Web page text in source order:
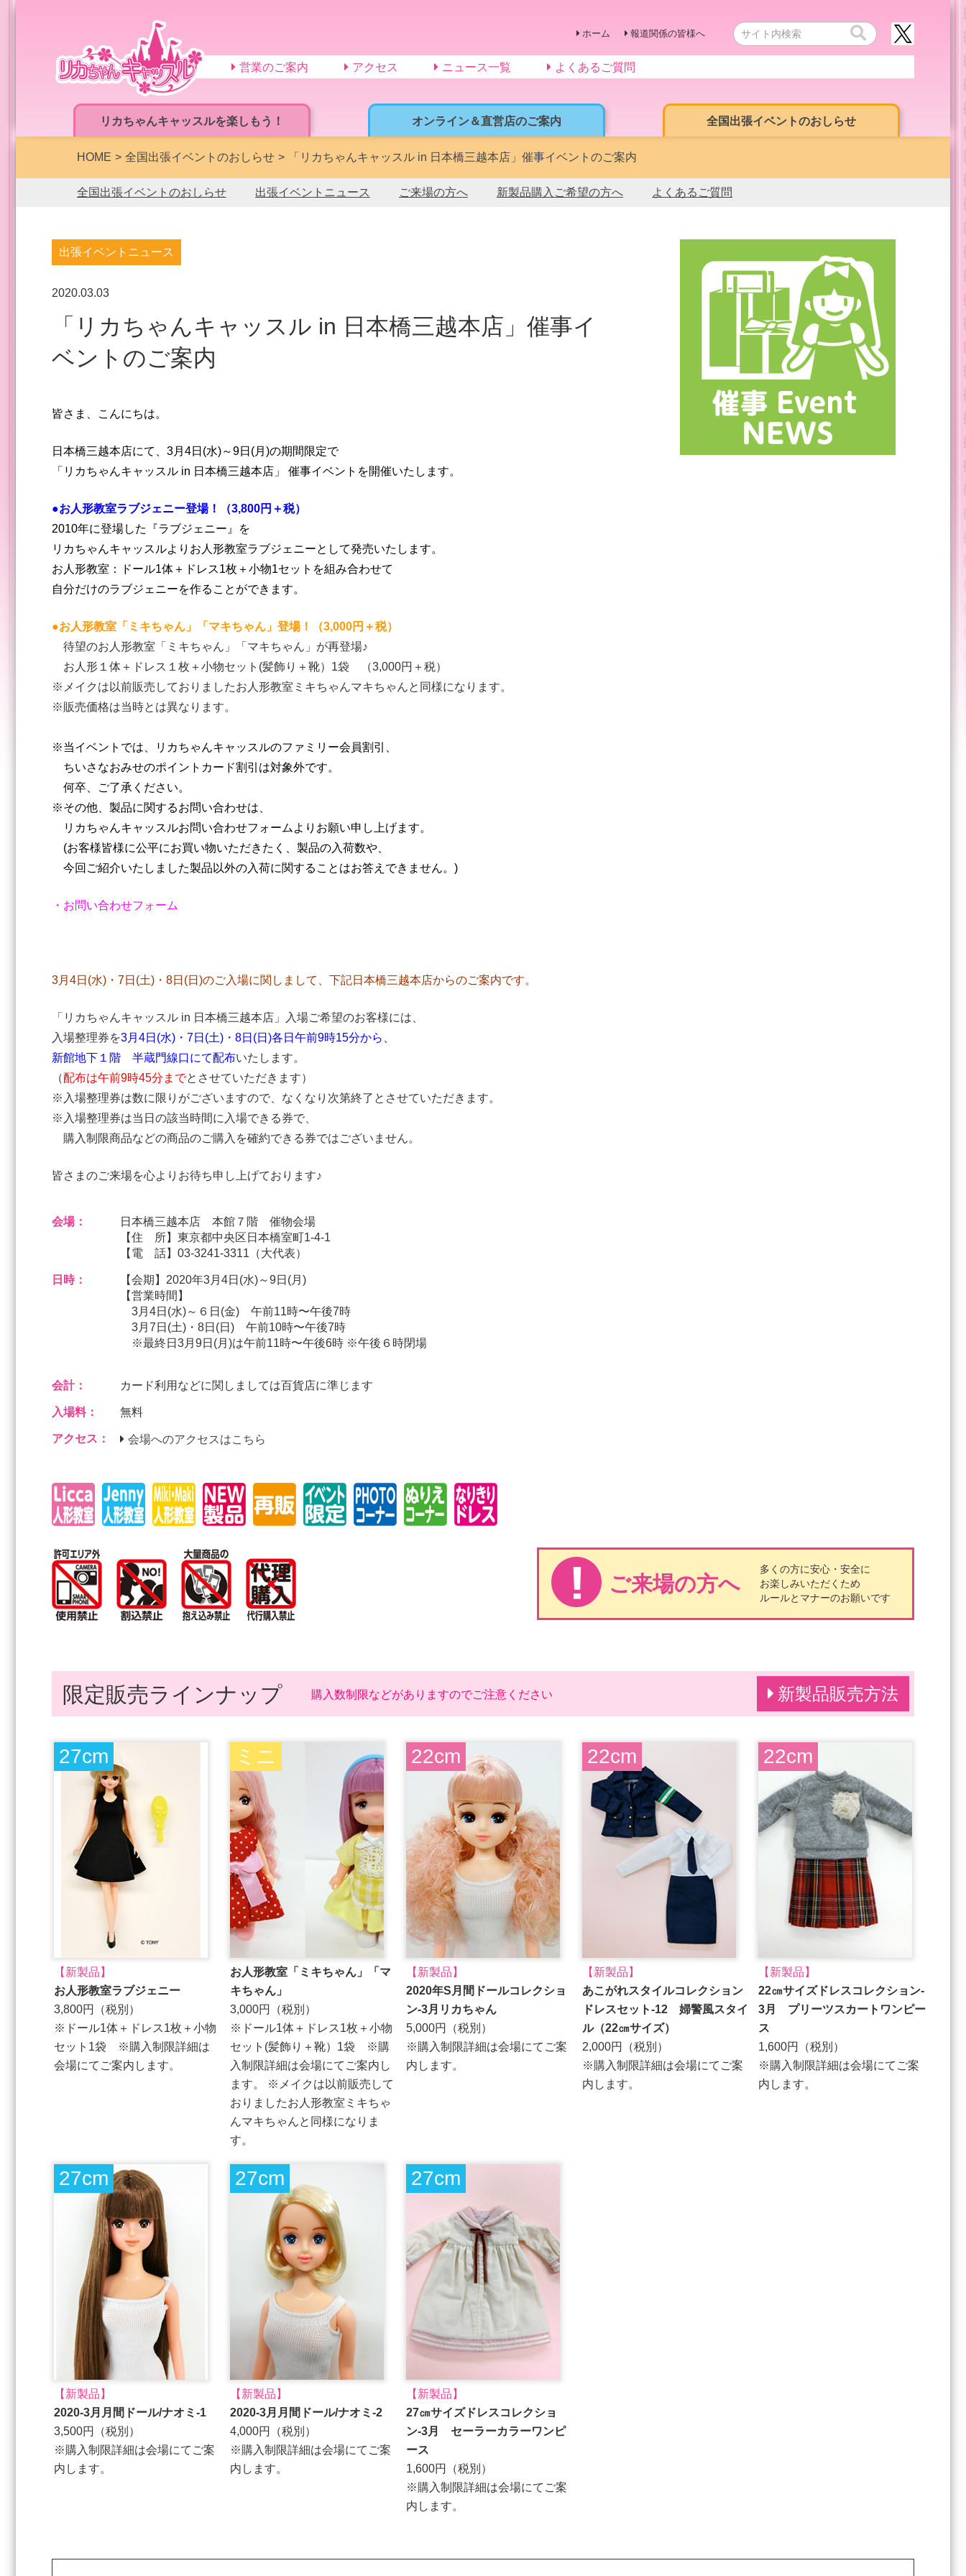
リカちゃんキャッスルを楽しもう！ オンライン＆直営店のご案内 全国出張イベントのおしらせ
ホーム 報道関係の皆様へ
営業のご案内 アクセス ニュース一覧 よくあるご質問
HOME 全国出張イベントのおしらせ 「リカちゃんキャッスル in 日本橋三越本店」催事イベントのご案内
全国出張イベントのおしらせ 出張イベントニュース ご来場の方へ 新製品購入ご希望の方へ よくあるご質問
出張イベントニュース
2020.03.03
「リカちゃんキャッスル in 日本橋三越本店」催事イ
ベントのご案内
皆さま、こんにちは。
日本橋三越本店にて、3月4日(水)～9日(月)の期間限定で
「リカちゃんキャッスル in 日本橋三越本店」 催事イベントを開催いたします。
●お人形教室ラブジェニー登場！（3,800円＋税）
2010年に登場した『ラブジェニー』を
リカちゃんキャッスルよりお人形教室ラブジェニーとして発売いたします。
お人形教室：ドール1体＋ドレス1枚＋小物1セットを組み合わせて
自分だけのラブジェニーを作ることができます。
●お人形教室「ミキちゃん」「マキちゃん」登場！（3,000円＋税）
待望のお人形教室「ミキちゃん」「マキちゃん」が再登場♪
お人形１体＋ドレス１枚＋小物セット(髪飾り＋靴）1袋 （3,000円＋税）
※メイクは以前販売しておりましたお人形教室ミキちゃんマキちゃんと同様になります。
※販売価格は当時とは異なります。
※当イベントでは、リカちゃんキャッスルのファミリー会員割引、
ちいさなおみせのポイントカード割引は対象外です。
何卒、ご了承ください。
※その他、製品に関するお問い合わせは、
リカちゃんキャッスルお問い合わせフォームよりお願い申し上げます。
(お客様皆様に公平にお買い物いただきたく、製品の入荷数や、
今回ご紹介いたしました製品以外の入荷に関することはお答えできません。)
・お問い合わせフォーム
3月4日(水)・7日(土)・8日(日)のご入場に関しまして、下記日本橋三越本店からのご案内です。
「リカちゃんキャッスル in 日本橋三越本店」入場ご希望のお客様には、
入場整理券を3月4日(水)・7日(土)・8日(日)各日午前9時15分から、
新館地下１階 半蔵門線口にて配布いたします。
（配布は午前9時45分までとさせていただきます）
※入場整理券は数に限りがございますので、なくなり次第終了とさせていただきます。
※入場整理券は当日の該当時間に入場できる券で、
購入制限商品などの商品のご購入を確約できる券ではございません。
皆さまのご来場を心よりお待ち申し上げております♪
会場：
日本橋三越本店 本館７階 催物会場
【住 所】東京都中央区日本橋室町1-4-1
【電 話】03-3241-3311（大代表）
日時：
【会期】2020年3月4日(水)～9日(月)
【営業時間】
3月4日(水)～６日(金) 午前11時〜午後7時
3月7日(土)・8日(日) 午前10時〜午後7時
※最終日3月9日(月)は午前11時〜午後6時 ※午後６時閉場
会計： カード利用などに関しましては百貨店に準じます
入場料： 無料
アクセス： 会場へのアクセスはこちら
ご来場の方へ
多くの方に安心・安全に
お楽しみいただくため
ルールとマナーのお願いです
限定販売ラインナップ 購入数制限などがありますのでご注意ください 新製品販売方法
27cm
【新製品】
お人形教室ラブジェニー
3,800円（税別）
※ドール1体＋ドレス1枚＋小物
セット1袋 ※購入制限詳細は
会場にてご案内します。
ミニ
お人形教室「ミキちゃん」「マ
キちゃん」
3,000円（税別）
※ドール1体＋ドレス1枚＋小物
セット(髪飾り＋靴）1袋 ※購
入制限詳細は会場にてご案内し
ます。 ※メイクは以前販売して
おりましたお人形教室ミキちゃ
んマキちゃんと同様になりま
す。
22cm
【新製品】
2020年S月間ドールコレクショ
ン-3月リカちゃん
5,000円（税別）
※購入制限詳細は会場にてご案
内します。
22cm
【新製品】
あこがれスタイルコレクション
ドレスセット-12 婦警風スタイ
ル（22㎝サイズ）
2,000円（税別）
※購入制限詳細は会場にてご案
内します。
22cm
【新製品】
22㎝サイズドレスコレクション‐
3月 プリーツスカートワンピー
ス
1,600円（税別）
※購入制限詳細は会場にてご案
内します。
27cm
【新製品】
2020-3月月間ドール/ナオミ-1
3,500円（税別）
※購入制限詳細は会場にてご案
内します。
27cm
【新製品】
2020-3月月間ドール/ナオミ-2
4,000円（税別）
※購入制限詳細は会場にてご案
内します。
27cm
【新製品】
27㎝サイズドレスコレクショ
ン-3月 セーラーカラーワンピ
ース
1,600円（税別）
※購入制限詳細は会場にてご案
内します。